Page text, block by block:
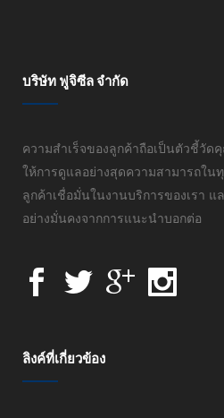
บริษัท ฟูจิซีล จำกัด
ความสำเร็จของลูกค้าถือเป็นตัวชี้วัด
ให้การดูแลอย่างสุดความสามารถใน
ลูกค้าเชื่อมั่นในงานบริการของเรา แ
อย่างมั่นคงจากการแนะนำบอกต่อ
ลิงค์ที่เกี่ยวข้อง